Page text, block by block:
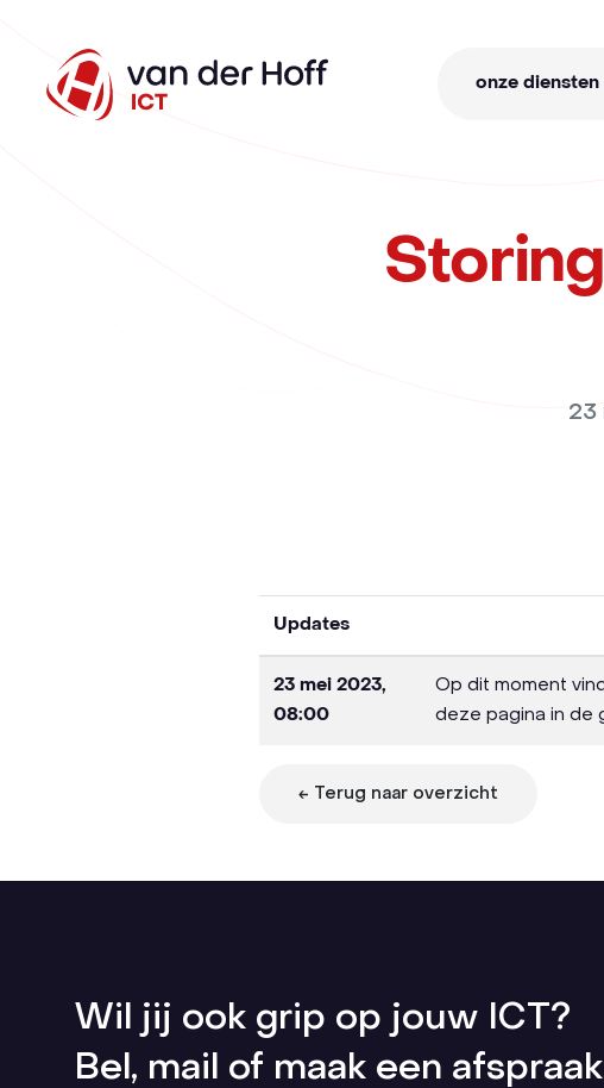
onze diensten
23
Updates
23 mei 2023,
08:00
Op dit moment
deze pagina in de
← Terug naar overzicht
Wil jij ook grip op jouw ICT?
Bel, mail of maak een